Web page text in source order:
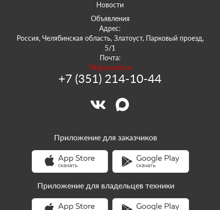
Новости
Объявления
Адрес:
Россия, Челябинская область, Златоуст, Парковый проезд,
5/1
Почта:
74@sowork.ru
+7 (351) 214-10-44
Приложение для заказчиков
Приложение для владельцев техники